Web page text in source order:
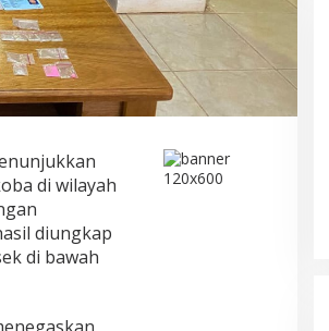
di wilayah
diungkap
di bawah
Kandung